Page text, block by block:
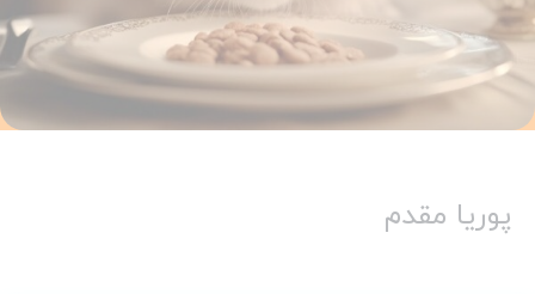
پوریا مقدم